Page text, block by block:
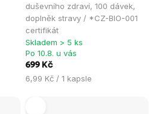
duševního zdraví, 100 dávek,
doplněk stravy / *CZ-BIO-001
certifikát
4,8
z
5
hvězdiček.
Skladem > 5 ks
Po 10.8. u vás
699 Kč
Měrná
6,99 Kč / 1 kapsle